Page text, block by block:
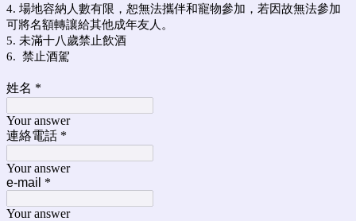
4. 場地容納人數有限，恕無法攜伴和寵物參加，若因故無法參加
可將名額轉讓給其他成年友人。
5. 未滿十八歲禁止飲酒
6. 禁止酒駕
姓名 *
Your answer
連絡電話 *
Your answer
e-mail *
Your answer